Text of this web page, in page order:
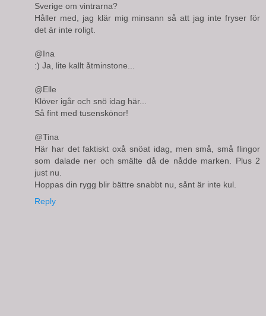
Sverige om vintrarna?
Håller med, jag klär mig minsann så att jag inte fryser för
det är inte roligt.
@Ina
:) Ja, lite kallt åtminstone...
@Elle
Klöver igår och snö idag här...
Så fint med tusenskönor!
@Tina
Här har det faktiskt oxå snöat idag, men små, små flingor
som dalade ner och smälte då de nådde marken. Plus 2
just nu.
Hoppas din rygg blir bättre snabbt nu, sånt är inte kul.
Reply